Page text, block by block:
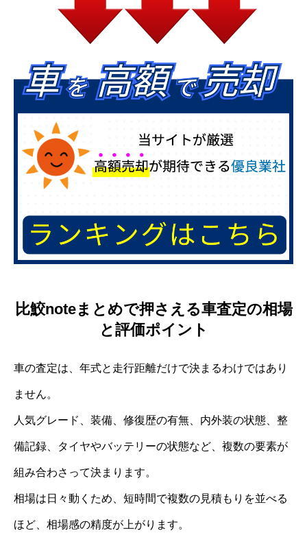
比鮫noteまとめで押さえる車査定の相場
と評価ポイント
車の査定は、年式と走行距離だけで決まるわけではあり
ません。
人気グレード、装備、修復歴の有無、内外装の状態、整
備記録、タイヤやバッテリーの状態など、複数の要素が
組み合わさって決まります。
相場は日々動くため、短時間で複数の見積もりを並べる
ほど、相場感の精度が上がります。